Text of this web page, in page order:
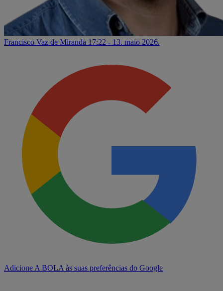
Francisco Vaz de Miranda 17:22 - 13. maio 2026.
Adicione A BOLA às suas preferências do Google